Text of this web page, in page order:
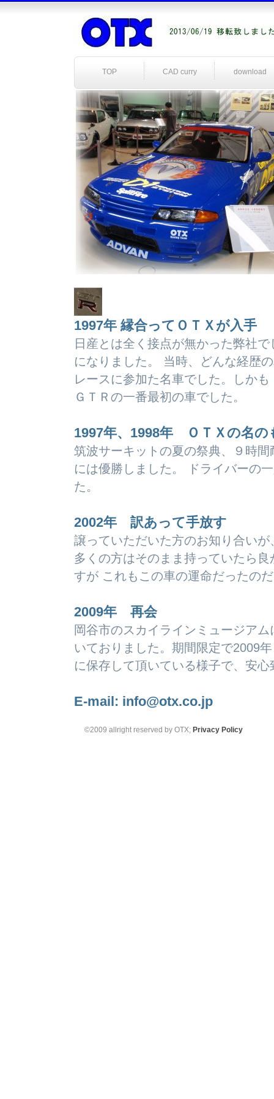
TOP CAD curry download
1997年 縁合ってＯＴＸが入手
日産とは全く接点が無かった弊社
になりました。 当時、どんな経歴
レースに参加た名車でした。しか
ＧＴＲの一番最初の車でした。
1997年、1998年 ＯＴＸの名の
筑波サーキットの夏の祭典、９時
には優勝しました。 ドライバーの
た。
2002年 訳あって手放す
譲っていただいた方のお知り合い
多くの方はそのまま持っていたら
すが これもこの車の運命だったの
2009年 再会
岡谷市のスカイラインミュージア
いておりました。期間限定で2009
に保存して頂いている様子で、安心
E-mail: info@otx.co.jp
©2009 allright reserved by OTX; Privacy Policy